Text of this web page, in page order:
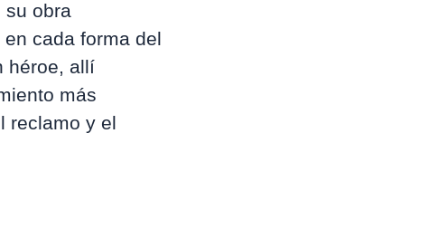
su obra
cada forma del
héroe, allí
más
reclamo y el